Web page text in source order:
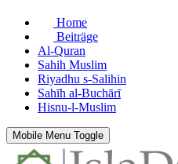
Home
Beiträge
Al-Quran
Sahih Muslim
Riyadhu s-Salihin
Sahīh al-Buchārī
Hisnu-l-Muslim
Mobile Menu Toggle